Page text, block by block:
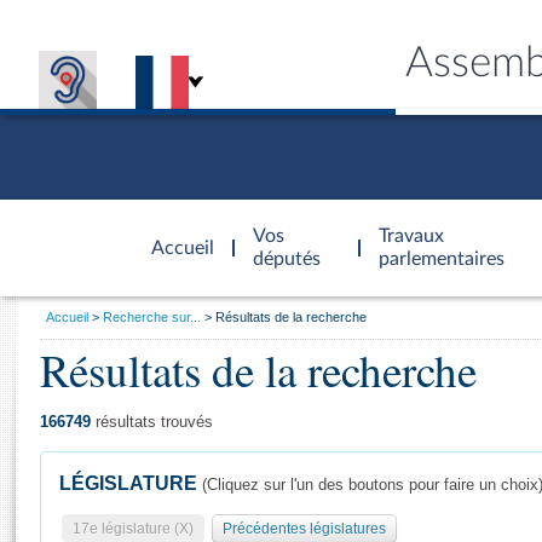
Accueil
d'accueil
Vos
députés
Travaux
parlementaires
Général
Vous
Accueil Recherche sur... Résultats de la recherche
Résultats de la recherche
166749 résultats trouvés
LÉGISLATURE (Cliquez sur l'un des boutons pour faire un choix)
17e législature (X) Précédentes législatures